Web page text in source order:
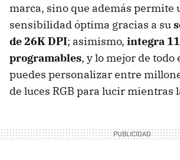
marca, sino que además permite
sensibilidad óptima gracias a su
de 26K DPI; asimismo, integra
programables, y lo mejor de todo
puedes personalizar entre
de luces RGB para lucir mientras